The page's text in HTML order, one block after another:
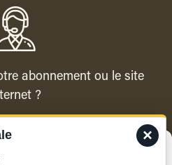
abonnement ou le site
?
service client ×